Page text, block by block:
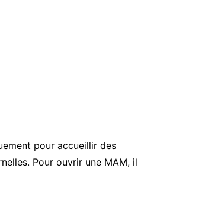
pour accueillir des
Pour ouvrir une MAM, il